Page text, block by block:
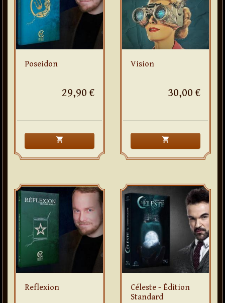
Poseidon
29,90 €
shopping_cart
Vision
30,00 €
shopping_cart
Reflexion
Céleste - Édition
Standard